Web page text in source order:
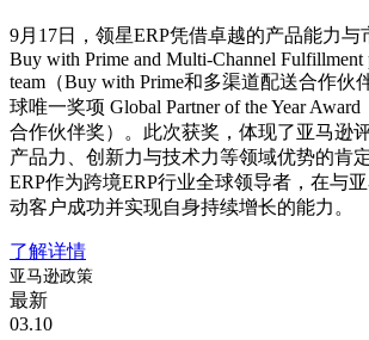
9月17日，领星ERP凭借卓越的产品能力与
Buy with Prime and Multi-Channel Fulfillment
team（Buy with Prime和多渠道配送合作伙
球唯一奖项 Global Partner of the Year
合作伙伴奖）。此次获奖，体现了亚马逊
产品力、创新力与技术力等领域优势的肯
ERP作为跨境ERP行业全球领导者，在与
动客户成功并实现自身持续增长的能力。
了解详情
亚马逊政策
最新
03.10